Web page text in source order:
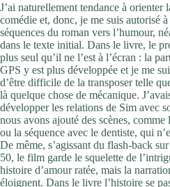
J’ai naturellement tendance à orienter
comédie et, donc, je me suis autorisé
séquences du roman vers l’humour,
dans le texte initial. Dans le livre, le
plus seul qu’il ne l’est à l’écran : la
GPS y est plus développée et je me
d’être difficile de la transposer telle
là quelque chose de mécanique.
développer les relations de Sim avec
nous avons ajouté des scènes, comme
ou la séquence avec le dentiste, qui
De même, s’agissant du flash-back
50, le film garde le squelette de
histoire d’amour ratée, mais la
éloignent. Dans le livre l’histoire se